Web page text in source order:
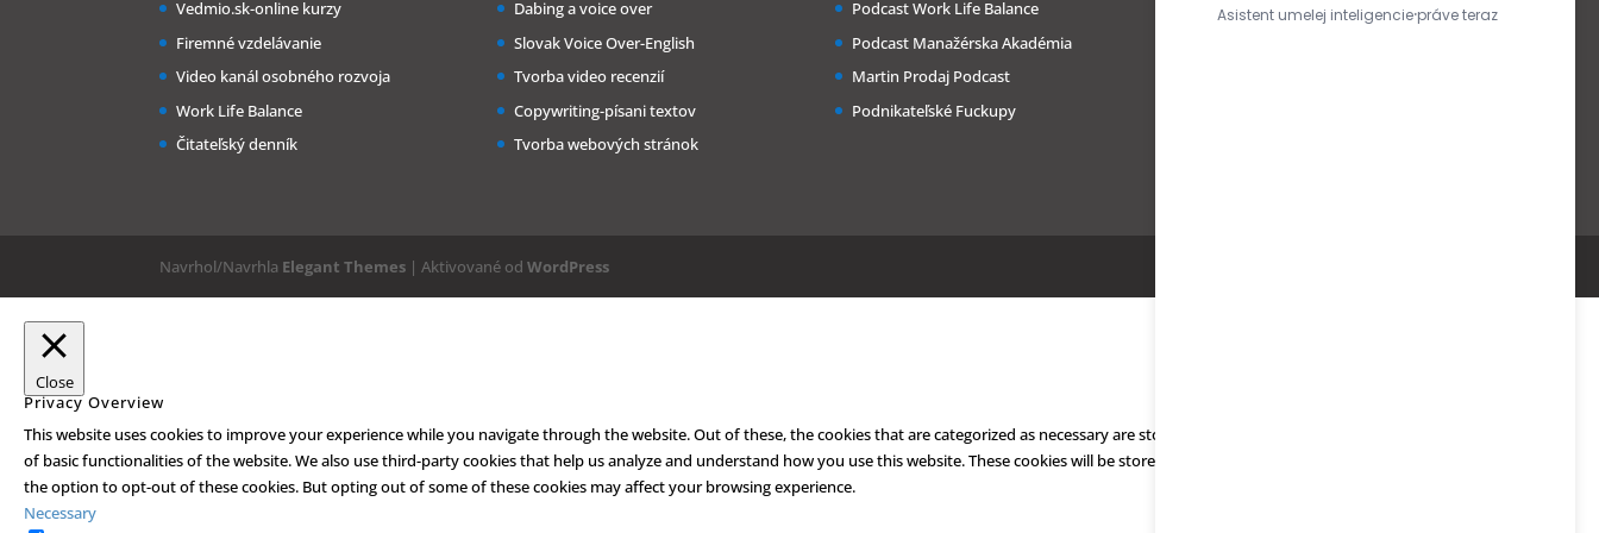
Vedmio.sk-online kurzy
Firemné vzdelávanie
Video kanál osobného rozvoja
Work Life Balance
Čitateľský denník
Dabing a voice over
Slovak Voice Over-English
Tvorba video recenzií
Copywriting-písani textov
Tvorba webových stránok
Podcast Work Life Balance
Podcast Manažérska Akadémia
Martin Prodaj Podcast
Podnikateľské Fuckupy
Obchodné podmienky
Navrhol/Navrhla Elegant Themes | Aktivované odWordPress
Close
Privacy Overview
This website uses cookies to improve your experience while you navigate through the website. Out of these, the cookies that are categorized as necessary are stored on your browser as they are essential for the working
of basic functionalities of the website. We also use third-party cookies that help us analyze and understand how you use this website. These cookies will be stored in your browser only with your consent. You also have
the option to opt-out of these cookies. But opting out of some of these cookies may affect your browsing experience.
Necessary